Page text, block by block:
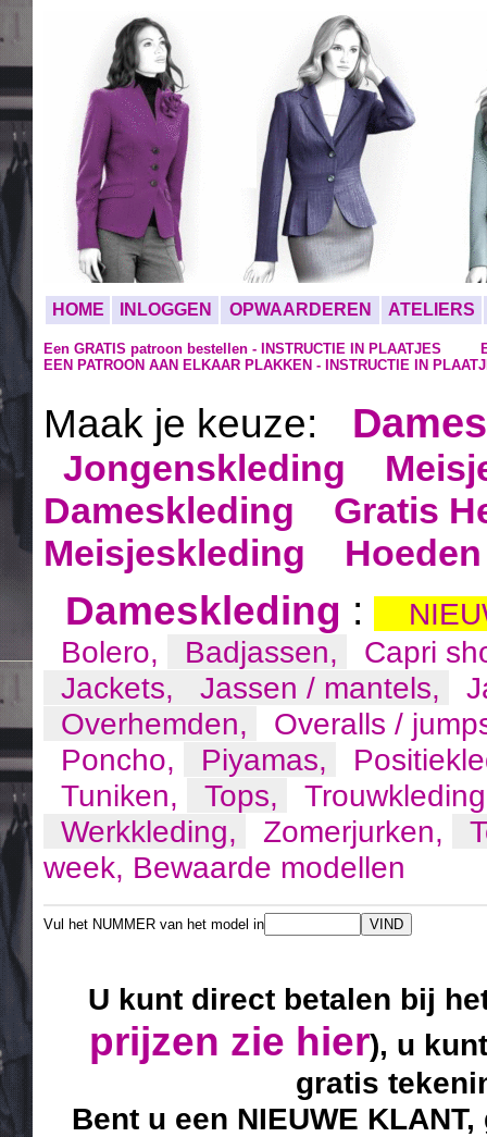
HOME INLOGGEN OPWAARDEREN ATELIERS
Een GRATIS patroon bestellen - INSTRUCTIE IN PLAATJES
EEN PATROON AAN ELKAAR PLAKKEN - INSTRUCTIE IN
Maak je keuze:
Jongenskleding
Dameskleding
Gratis
Meisjeskleding
Dameskleding :
Bolero,
Badjassen,
Capri
Jackets,
Jassen / mantels,
Overhemden,
Overalls /
Poncho,
Piyamas,
Tuniken,
Tops,
Werkkleding,
Zomerjurken,
week, Bewaarde modellen
Vul het NUMMER van het model in
U kunt direct betalen bij
prijzen zie hier), u
gratis
Bent u een NIEUWE